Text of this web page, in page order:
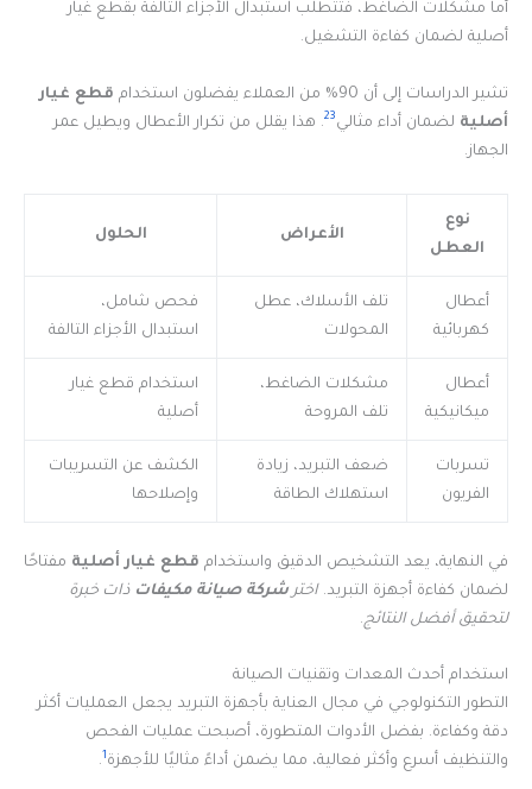
أما مشكلات الضاغط، فتتطلب استبدال الأجزاء التالفة بقطع غيار
أصلية لضمان كفاءة التشغيل.
تشير الدراسات إلى أن 90% من العملاء يفضلون استخدام
قطع غيار
أصلية لضمان أداء مثالي23. هذا يقلل من تكرار الأعطال ويطيل عمر
الجهاز.
نوع
العطل
الأعراض الحلول
أعطال
كهربائية
تلف الأسلاك، عطل
المحولات
فحص شامل،
استبدال الأجزاء التالفة
أعطال
ميكانيكية
مشكلات الضاغط،
تلف المروحة
استخدام قطع غيار
أصلية
تسربات
الفريون
ضعف التبريد، زيادة
استهلاك الطاقة
الكشف عن التسريبات
وإصلاحها
في النهاية، يعد التشخيص الدقيق واستخدام قطع غيار أصلية مفتاحًا
لضمان كفاءة أجهزة التبريد. اخترشركة صيانة مكيفات ذات خبرة
لتحقيق أفضل النتائج.
استخدام أحدث المعدات وتقنيات الصيانة
التطور التكنولوجي في مجال العناية بأجهزة التبريد يجعل العمليات أكثر
دقة وكفاءة. بفضل الأدوات المتطورة، أصبحت عمليات الفحص
والتنظيف أسرع وأكثر فعالية، مما يضمن أداءً مثاليًا للأجهزة1
.